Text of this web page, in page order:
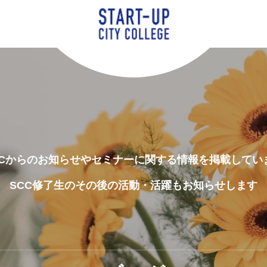
からのお知らせやセミナーに関する情報を掲載してい
SCC修了生のその後の活動・活躍もお知らせします